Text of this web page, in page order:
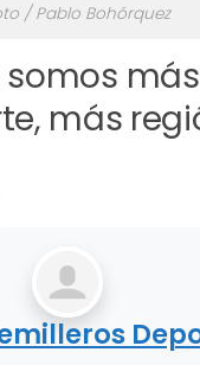
/ Pablo Bohórquez
somos
más